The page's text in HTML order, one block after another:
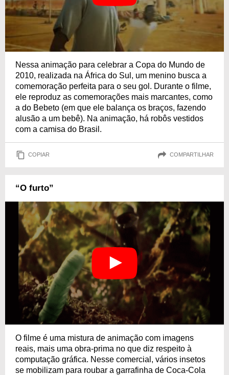
Nessa animação para celebrar a Copa do Mundo de
2010, realizada na África do Sul, um menino busca a
comemoração perfeita para o seu gol. Durante o filme,
ele reproduz as comemorações mais marcantes, como
a do Bebeto (em que ele balança os braços, fazendo
alusão a um bebê). Na animação, há robôs vestidos
com a camisa do Brasil.
COPIAR COMPARTILHAR
“O furto”
O filme é uma mistura de animação com imagens
reais, mais uma obra-prima no que diz respeito à
computação gráfica. Nesse comercial, vários insetos
se mobilizam para roubar a garrafinha de Coca-Cola